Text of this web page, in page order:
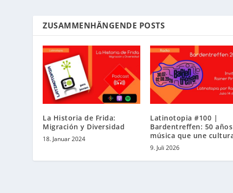
ZUSAMMENHÄNGENDE POSTS
La Historia de Frida:
Migración y Diversidad
18. Januar 2024
Latinotopia #100 |
Bardentreffen: 50
música que une
9. Juli 2026